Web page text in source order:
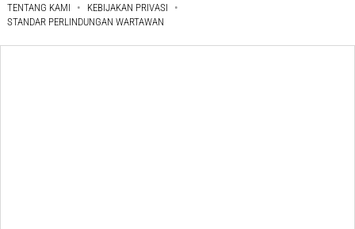
TENTANG KAMI
KEBIJAKAN PRIVASI
STANDAR PERLINDUNGAN WARTAWAN